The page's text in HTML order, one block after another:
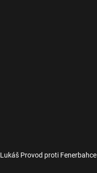
Lukáš Provod proti Fenerbahce